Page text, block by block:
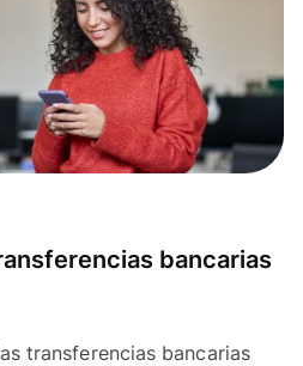
bancarias
transferencias bancarias